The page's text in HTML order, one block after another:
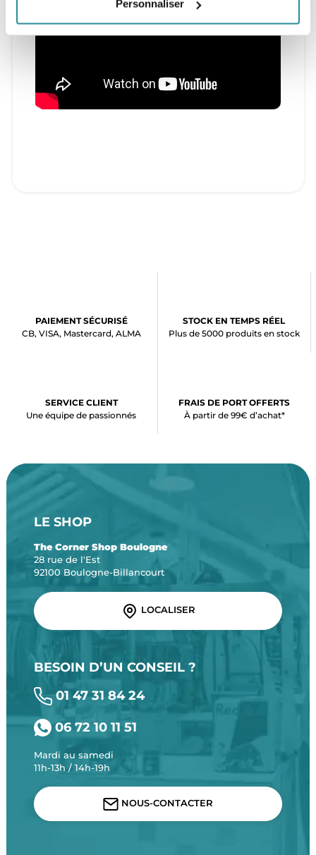
Personnaliser
PAIEMENT SÉCURISÉ
CB, VISA, Mastercard, ALMA
STOCK EN TEMPS RÉEL
Plus de 5000 produits en stock
SERVICE CLIENT
Une équipe de passionnés
FRAIS DE PORT OFFERTS
À partir de 99€ d’achat*
LE SHOP
The Corner Shop Boulogne
28 rue de l'Est
92100 Boulogne-Billancourt
LOCALISER
BESOIN D’UN CONSEIL ?
01 47 31 84 24
06 72 10 11 51
Mardi au samedi
11h-13h / 14h-19h
NOUS-CONTACTER